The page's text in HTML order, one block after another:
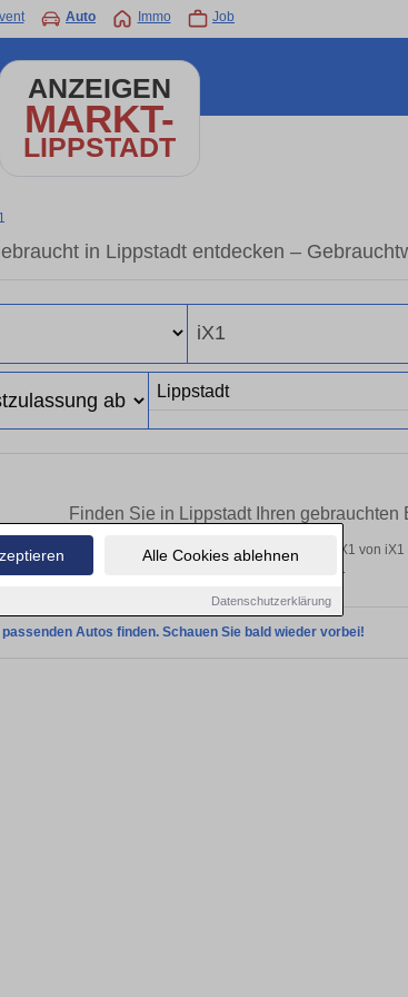
Alle Cookies ablehnen
Datenschutzerklärung
Auto Immo Job
ANZEIGEN
MARKT-
LIPPSTADT
in Lippstadt entdecken –
Finden Sie in Lippstadt Ihren gebrauchten
iX1 Gebrauchtwagen? Entdecken Sie gebrauchte iX1 von
Autos finden. Schauen Sie bald wieder vorbei!